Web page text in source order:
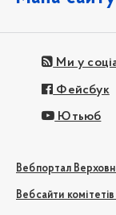
Ми у
Фейсбук
Ютьюб
Вебпортал
Вебсайти